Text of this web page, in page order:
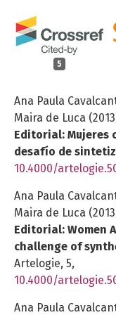
5
Ana Paula
Maira de Luca
Editorial: Mujeres
desafío de
10.4000/
Ana Paula
Maira de Luca
Editorial: Women
challenge of
Artelogie, 5,
10.4000/
Ana Paula